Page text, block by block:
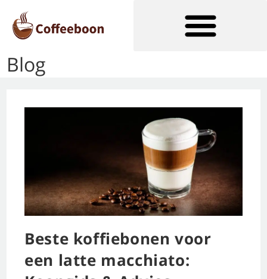
Blog
Beste koffiebonen voor
een latte macchiato: